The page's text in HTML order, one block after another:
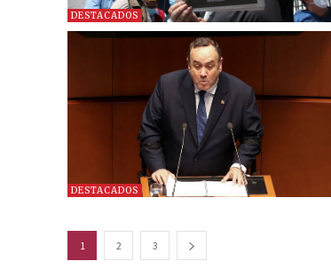
DESTACADOS
DESTACADOS
1 2 3